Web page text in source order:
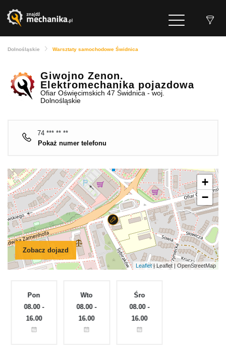
Dolnośląskie Warsztaty samochodowe Świdnica
Giwojno Zenon.
Elektromechanika pojazdowa
Ofiar Oświęcimskich 47 Świdnica - woj.
Dolnośląskie
74 *** ** **
Pokaż numer telefonu
Zobacz dojazd
+
−
Leaflet| Leaflet | OpenStreetMap
Pon
08.00 -
16.00
Wto
08.00 -
16.00
Śro
08.00 -
16.00